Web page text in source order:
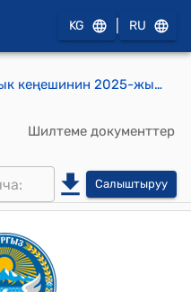
KG RU
Ак-Кудук айылдык кеңешинин 2025-жылдын 24-январы № 17/IV-29 "Ак-Кудук айыл өкмөтүнүн айыл чарба жерлеринин мамлекеттик фондунун жерлерин ижарага берүү боюнча комиссия курамын бекитүү жөнүндө" токтому
Шилтеме документтер
Салыштыруу